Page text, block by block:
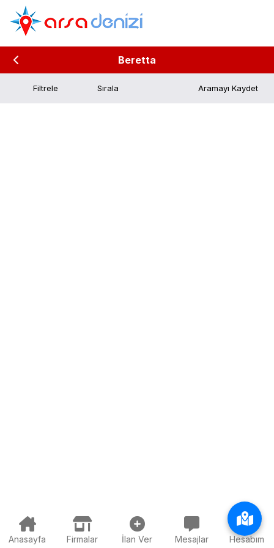
Beretta
Filtrele Aramayı Kaydet
Anasayfa Firmalar İlan Ver Mesajlar Hesabım